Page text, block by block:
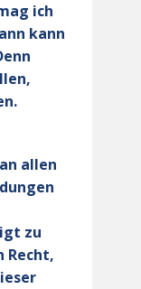
ich
kann
allen
zu
Recht,